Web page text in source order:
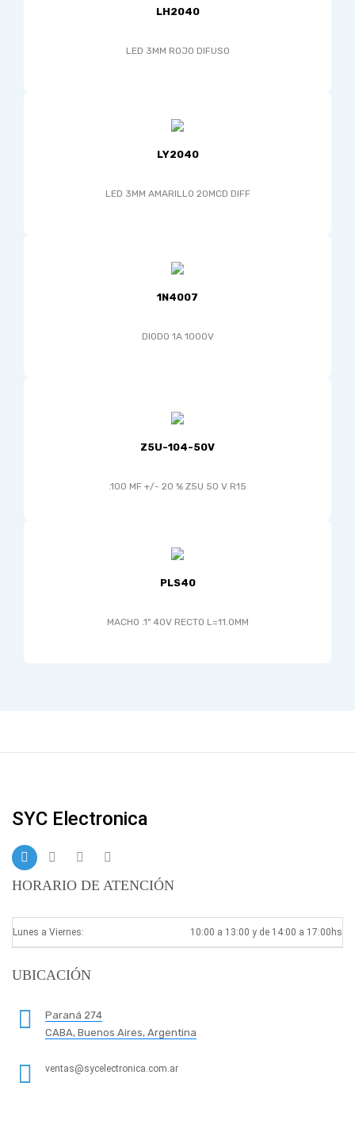
LH2040
LED 3MM ROJO DIFUSO
LY2040
LED 3MM AMARILLO 20MCD DIFF
1N4007
DIODO 1A 1000V
Z5U-104-50V
.100 MF +/- 20 % Z5U 50 V R15
PLS40
MACHO .1" 40V RECTO L=11.0MM
SYC Electronica
HORARIO DE ATENCIÓN
Lunes a Viernes: 10:00 a 13:00 y de 14:00 a 17:00hs
UBICACIÓN
Paraná 274
CABA, Buenos Aires, Argentina
ventas@sycelectronica.com.ar